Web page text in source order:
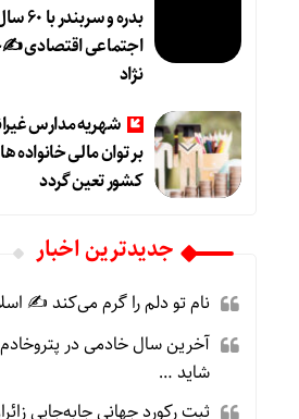
بدره
اجتماعی اقتصادی
نژاد
شهریه مدارس
بر توان مالی خانواده
کشور تعین گردد
جديدترين اخبار
نام تو دلم را گرم می‌کند ✍️
آخرین سال خادمی در پتروخادم
شاید …
ثبت رکورد جهانی جابه‌جایی